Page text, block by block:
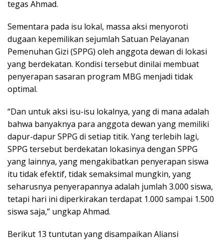
tegas Ahmad.
Sementara pada isu lokal, massa aksi menyoroti
dugaan kepemilikan sejumlah Satuan Pelayanan
Pemenuhan Gizi (SPPG) oleh anggota dewan di lokasi
yang berdekatan. Kondisi tersebut dinilai membuat
penyerapan sasaran program MBG menjadi tidak
optimal.
“Dan untuk aksi isu-isu lokalnya, yang di mana adalah
bahwa banyaknya para anggota dewan yang memiliki
dapur-dapur SPPG di setiap titik. Yang terlebih lagi,
SPPG tersebut berdekatan lokasinya dengan SPPG
yang lainnya, yang mengakibatkan penyerapan siswa
itu tidak efektif, tidak semaksimal mungkin, yang
seharusnya penyerapannya adalah jumlah 3.000 siswa,
tetapi hari ini diperkirakan terdapat 1.000 sampai 1.500
siswa saja,” ungkap Ahmad.
Berikut 13 tuntutan yang disampaikan Aliansi